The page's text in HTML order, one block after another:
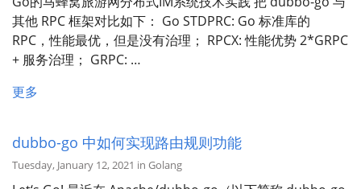
其他 RPC 框架对比如下： Go STDPRC: Go 标准库的
RPC，性能最优，但是没有治理； RPCX: 性能优势 2*GRPC
+ 服务治理； GRPC: …
更多
dubbo-go 中如何实现路由规则功能
Tuesday, January 12, 2021 in Golang